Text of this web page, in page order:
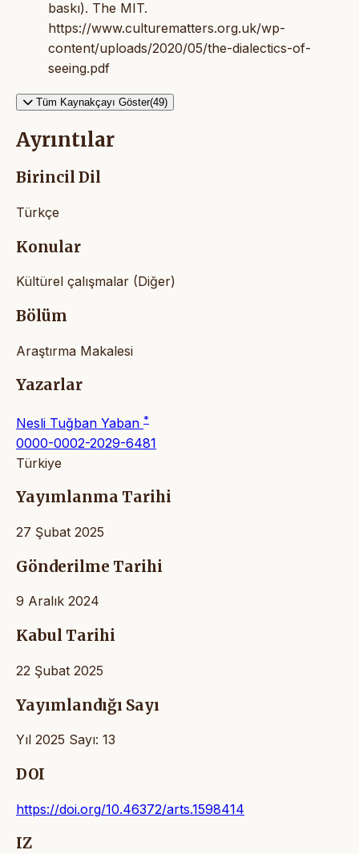
baskı). The MIT.
https://www.culturematters.org.uk/wp-
content/uploads/2020/05/the-dialectics-of-
seeing.pdf
Tüm Kaynakçayı Göster(49)
Ayrıntılar
Birincil Dil
Türkçe
Konular
Kültürel çalışmalar (Diğer)
Bölüm
Araştırma Makalesi
Yazarlar
Nesli Tuğban Yaban *
0000-0002-2029-6481
Türkiye
Yayımlanma Tarihi
27 Şubat 2025
Gönderilme Tarihi
9 Aralık 2024
Kabul Tarihi
22 Şubat 2025
Yayımlandığı Sayı
Yıl 2025 Sayı: 13
DOI
https://doi.org/10.46372/arts.1598414
IZ